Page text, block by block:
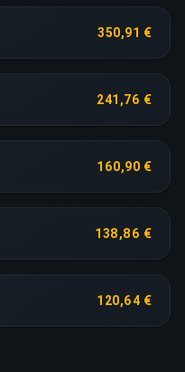
350,91 €
241,76 €
160,90 €
138,86 €
120,64 €